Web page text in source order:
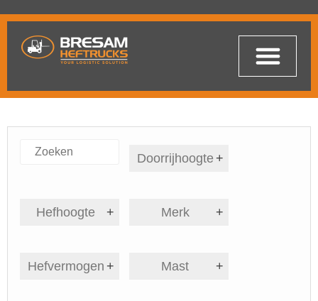
Doorrijhoogte +
Hefhoogte + Merk +
Hefvermogen + Mast +